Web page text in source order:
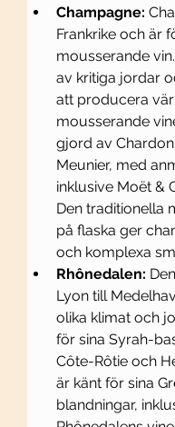
Champagne:
Frankrike och är
mousserande
av kritiga jordar
att producera
mousserande
gjord av
Meunier, med
inklusive Moët &
Den traditionella
på flaska ger
och komplexa
Rhônedalen:
Lyon till
olika klimat och
för sina Syrah-
Côte-Rôtie och
är känt för sina
blandningar,